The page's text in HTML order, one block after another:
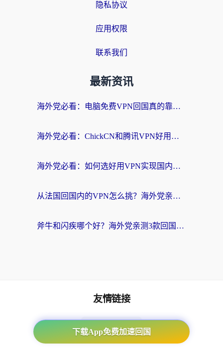
隐私协议
应用权限
联系我们
最新资讯
海外党必看：电脑免费VPN回国真的靠谱吗？附实测对比与最优方案指南
海外党必看：ChickCN和腾讯VPN好用吗？3招选对回国加速器，告别地区限制
海外党必看：如何选好用VPN实现国内资源无缝访问？从越南到全球都适用
从法国回国内的VPN怎么挑？海外党亲测：稳定、多端、安全才是关键
斧牛和闪疾哪个好？海外党亲测3款回国加速器，教你选到不踩坑的那一款
下载App免费加速回国
友情链接
番茄加速器